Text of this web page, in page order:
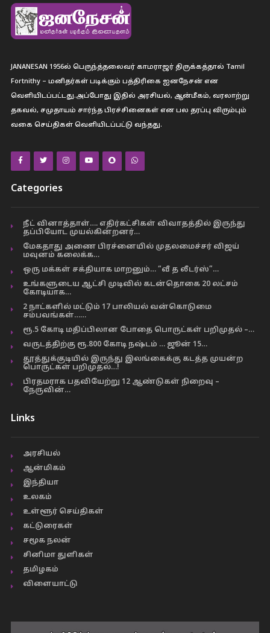
JANANESAN 1956ல் பெருந்த்தலைவர் காமராஜர் திருக்கத்தால் Tamil
Fortnithy – மனிதர்கள் படிக்கும் பத்திரிகை ஐனநேசன் என
வெளியிடப்பட்டது.அப்போது இதில் அரசியல், ஆன்மீகம், வரலாற்று
தகவல், சமுதாயம் சார்ந்த பிரச்சினைகள் என பல தரப்பு விரும்பும்
வகை செய்திகள் வெளியிடப்பட்டு வந்தது.
Categories
நீட் வினாத்தாள்…. எதிர்கட்சிகள் விவாதத்தில் இருந்து
தப்பியோட முயல்கின்றனர்…
மேகதாது அணை பிரச்னையில் முதலமைச்சர் விஜய்
மவுனம் கலைக்க…
ஒரு மக்கள் சக்தியாக மாறனும்… “வீ த லீடர்ஸ்”…
உங்களுடைய ஆட்சி முடிவில் கடன்தொகை 20 லட்சம்
கோடியாக…
2 நாட்களில் மட்டும் 17 பாலியல் வன்கொடுமை
சம்பவங்கள்……
ரூ.5 கோடி மதிப்பிலான போதை பொருட்கள் பறிமுதல் –…
வருடத்திற்கு ரூ.800 கோடி நஷ்டம் … ஜூன் 15…
தூத்துக்குடியில் இருந்து இலங்கைக்கு கடத்த முயன்ற
பொருட்கள் பறிமுதல்…!
பிரதமராக பதவியேற்று 12 ஆண்டுகள் நிறைவு –
நேருவின்…
Links
அரசியல்
ஆன்மிகம்
இந்தியா
உலகம்
உள்ளூர் செய்திகள்
கட்டுரைகள்
சமூக நலன்
சினிமா துளிகள்
தமிழகம்
விளையாட்டு